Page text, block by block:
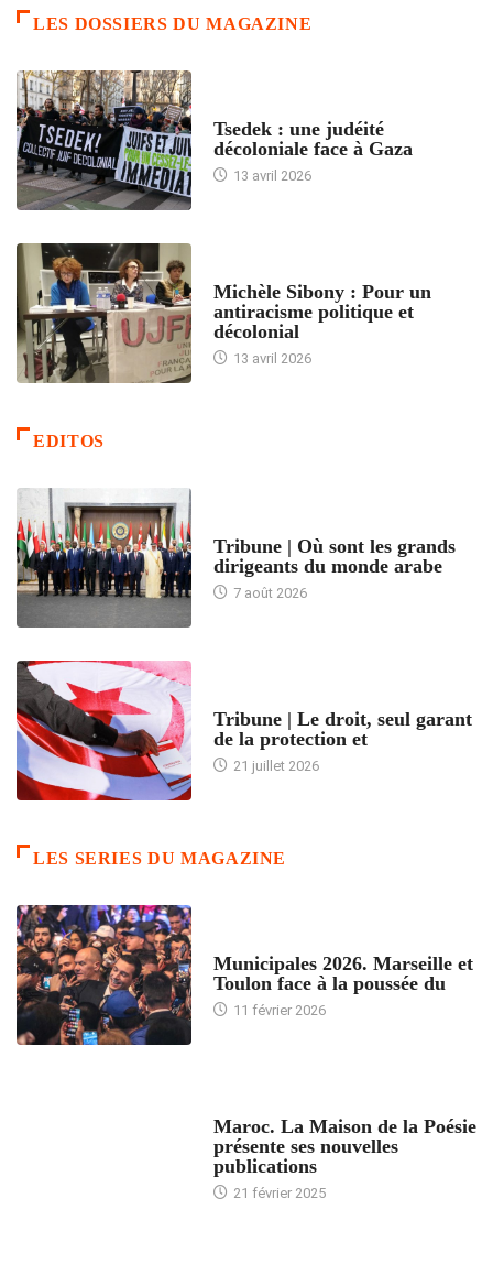
LES DOSSIERS DU MAGAZINE
Tsedek : une judéité
décoloniale face à Gaza
13 avril 2026
Michèle Sibony : Pour un
antiracisme politique et
décolonial
13 avril 2026
EDITOS
Tribune | Où sont les grands
dirigeants du monde arabe
7 août 2026
Tribune | Le droit, seul garant
de la protection et
21 juillet 2026
LES SERIES DU MAGAZINE
Municipales 2026. Marseille et
Toulon face à la poussée du
11 février 2026
Maroc. La Maison de la Poésie
présente ses nouvelles
publications
21 février 2025